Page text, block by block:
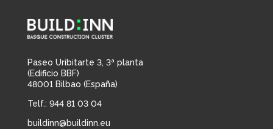
Paseo Uribitarte 3, 3ª planta
(Edificio BBF)
48001 Bilbao (España)
Telf.: 944 81 03 04
buildinn@buildinn.eu